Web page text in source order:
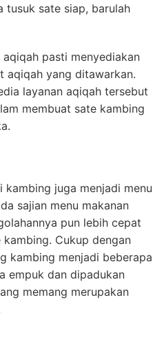
tusuk sate siap, barulah
pasti menyediakan
aqiqah yang ditawarkan.
layanan aqiqah tersebut
membuat sate kambing
kambing juga menjadi menu
sajian menu makanan
pun lebih cepat
Cukup dengan
kambing menjadi beberapa
empuk dan dipadukan
memang merupakan